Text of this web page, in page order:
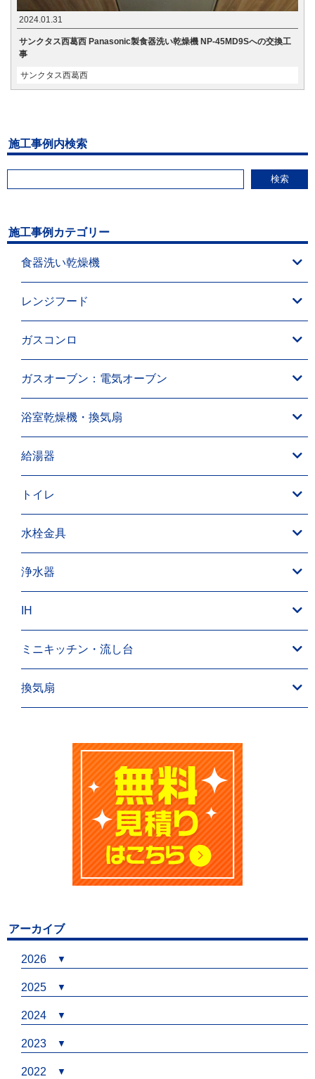
2024.01.31
サンクタス西葛西 Panasonic製食器洗い乾燥機 NP-45MD9Sへの交換工
事
サンクタス西葛西
施工事例内検索
検索
施工事例カテゴリー
食器洗い乾燥機
レンジフード
ガスコンロ
ガスオーブン：電気オーブン
浴室乾燥機・換気扇
給湯器
トイレ
水栓金具
浄水器
IH
ミニキッチン・流し台
換気扇
アーカイブ
2026
2025
2024
2023
2022